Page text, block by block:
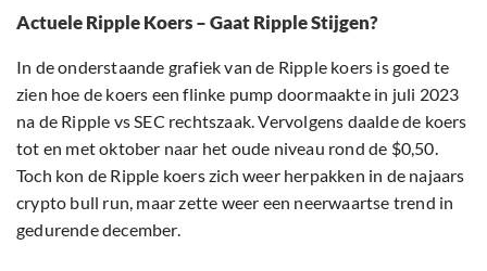
Actuele Ripple Koers – Gaat Ripple Stijgen?
In de onderstaande grafiek van de Ripple koers is goed te
zien hoe de koers een flinke pump doormaakte in juli 2023
na de Ripple vs SEC rechtszaak. Vervolgens daalde de koers
tot en met oktober naar het oude niveau rond de $0,50.
Toch kon de Ripple koers zich weer herpakken in de najaars
crypto bull run, maar zette weer een neerwaartse trend in
gedurende december.